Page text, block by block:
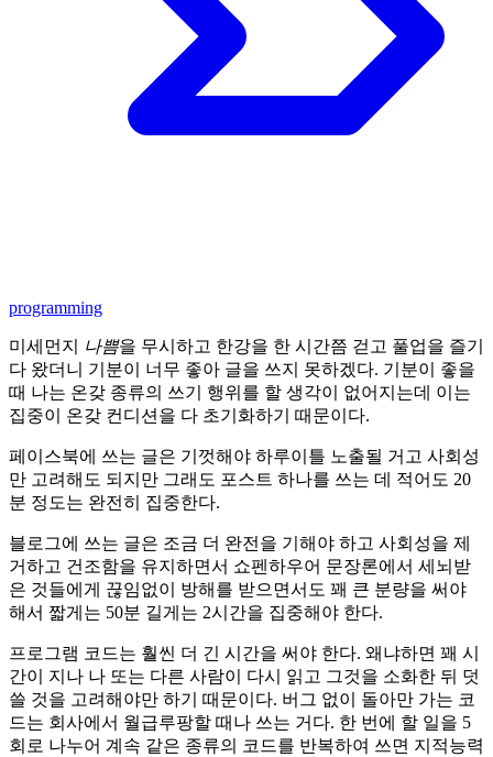
programming
미세먼지 나쁨을 무시하고 한강을 한 시간쯤 걷고 풀업을 즐기
다 왔더니 기분이 너무 좋아 글을 쓰지 못하겠다. 기분이 좋을
때 나는 온갖 종류의 쓰기 행위를 할 생각이 없어지는데 이는
집중이 온갖 컨디션을 다 초기화하기 때문이다.
페이스북에 쓰는 글은 기껏해야 하루이틀 노출될 거고 사회성
만 고려해도 되지만 그래도 포스트 하나를 쓰는 데 적어도 20
분 정도는 완전히 집중한다.
블로그에 쓰는 글은 조금 더 완전을 기해야 하고 사회성을 제
거하고 건조함을 유지하면서 쇼펜하우어 문장론에서 세뇌받
은 것들에게 끊임없이 방해를 받으면서도 꽤 큰 분량을 써야
해서 짧게는 50분 길게는 2시간을 집중해야 한다.
프로그램 코드는 훨씬 더 긴 시간을 써야 한다. 왜냐하면 꽤 시
간이 지나 나 또는 다른 사람이 다시 읽고 그것을 소화한 뒤 덧
쓸 것을 고려해야만 하기 때문이다. 버그 없이 돌아만 가는 코
드는 회사에서 월급루팡할 때나 쓰는 거다. 한 번에 할 일을 5
회로 나누어 계속 같은 종류의 코드를 반복하여 쓰면 지적능력